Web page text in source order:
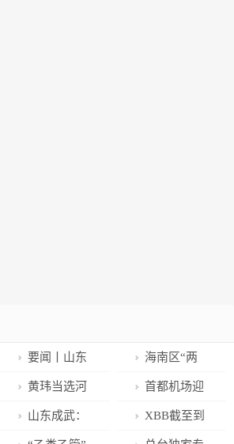
要闻丨山东
多措并举保民
生兜底线 聚焦
海南区“两
会”限定朋友
圈，更新啦！
黄玮当选河
南省医师协会
首都机场迎
来“乙类乙管”
山东成武： XBB截至到